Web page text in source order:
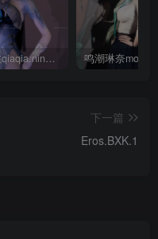
剑来-宁姚qiaqia.ningyao-re.1
下一篇
Eros.BXK.1